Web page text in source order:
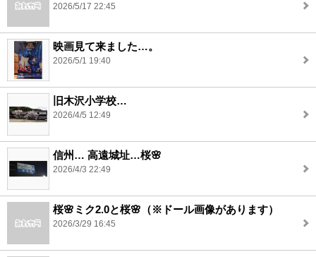
2026/5/17 22:45
映画見て来ました…。
2026/5/1 19:40
旧木沢小学校…
2026/4/5 12:49
信州… 高遠城址…桜🌸
2026/4/3 22:49
桜🌸ミク2.0と桜🌸（※ドール画像があります）
2026/3/29 16:45